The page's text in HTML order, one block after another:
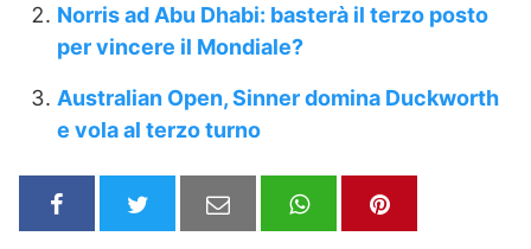
Norris ad Abu Dhabi: basterà il terzo posto
per vincere il Mondiale?
Australian Open, Sinner domina Duckworth
e vola al terzo turno